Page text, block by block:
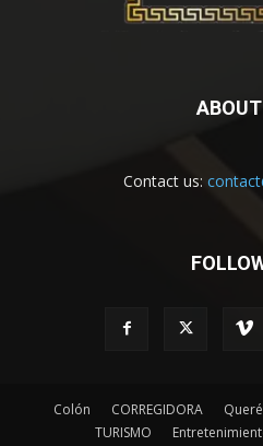
Contact us:
Colón CORREGIDORA
TURISMO